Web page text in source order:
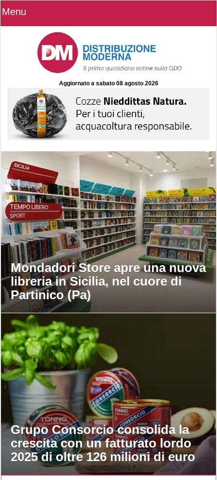
Menu
Aggiornato a sabato 08 agosto 2026
Mondadori Store apre una nuova
libreria in Sicilia, nel cuore di
Partinico (Pa)
Grupo Consorcio consolida la
crescita con un fatturato lordo
2025 di oltre 126 milioni di euro